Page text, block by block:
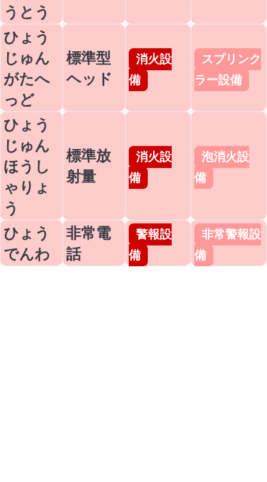
うとう
ひょう
じゅん
がたへ
っど
標準型
ヘッド
消火設
備
スプリンク
ラー設備
ひょう
じゅん
ほうし
ゃりょ
う
標準放
射量
消火設
備
泡消火設
備
ひょう
でんわ
非常電
話
警報設
備
非常警報設
備